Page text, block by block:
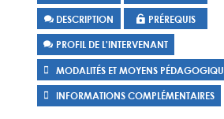
DESCRIPTION PRÉREQUIS
PROFIL DE L'INTERVENANT
MODALITÉS ET MOYENS
INFORMATIONS COMPLÉMENTAIRES